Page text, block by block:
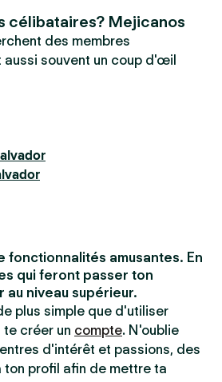
célibataires? Mejicanos
des membres
souvent un coup d'œil
fonctionnalités amusantes. En
qui feront passer ton
niveau supérieur.
plus simple que d'utiliser
te créer un compte. N'oublie
d'intérêt et passions, des
ton profil afin de mettre ta